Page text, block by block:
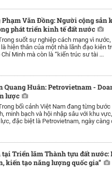
Phạm Văn Đồng: Người cộng
phát triển kinh tế đất nước
suốt sự nghiệp cách mạng vì
hiện thân của một nhà lãnh đạo kiên
Minh mà còn là “kiến trúc sư tài ...
Quang Huân: Petrovietnam -
lược
bối cảnh Việt Nam đang từng
minh bạch và hội nhập sâu với khu
đặc biệt là Petrovietnam, ngày càng
Triển lãm Thành tựu đất
kiến tạo năng lượng quốc gia”